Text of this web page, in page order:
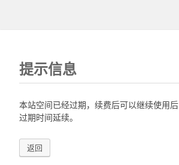
提示信息
本站空间已经过期，续费后可以继续使用
过期时间延续。
返回